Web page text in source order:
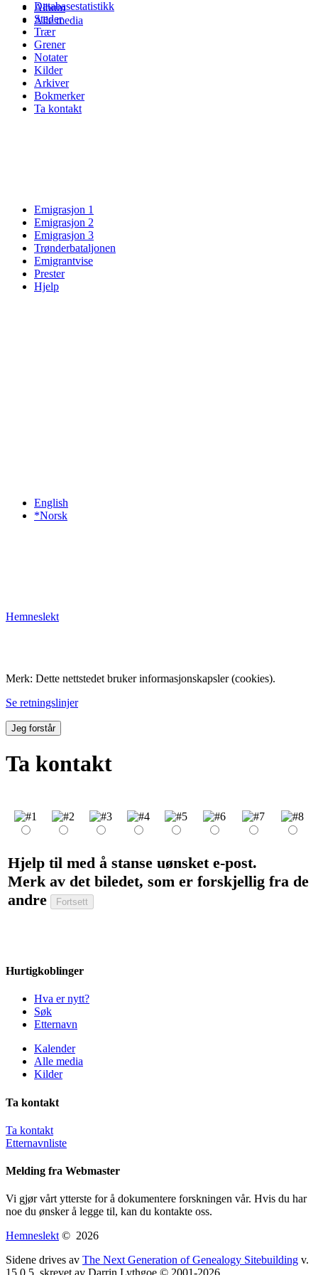
Album
Alle media
Databasestatistikk
Steder
Trær
Grener
Notater
Kilder
Arkiver
Bokmerker
Ta kontakt
Emigrasjon 1
Emigrasjon 2
Emigrasjon 3
Trønderbataljonen
Emigrantvise
Prester
Hjelp
English
*Norsk
Hemneslekt
Merk: Dette nettstedet bruker informasjonskapsler (cookies).
Se retningslinjer
Jeg forstår
Ta kontakt
Hjelp til med å stanse uønsket e-post.
Merk av det biledet, som er forskjellig fra de
andre
Hurtigkoblinger
Hva er nytt?
Søk
Etternavn
Kalender
Alle media
Kilder
Ta kontakt
Ta kontakt
Etternavnliste
Melding fra Webmaster
Vi gjør vårt ytterste for å dokumentere forskningen vår. Hvis du har
noe du ønsker å legge til, kan du kontakte oss.
Hemneslekt© 2026
Sidene drives av The Next Generation of Genealogy Sitebuilding v.